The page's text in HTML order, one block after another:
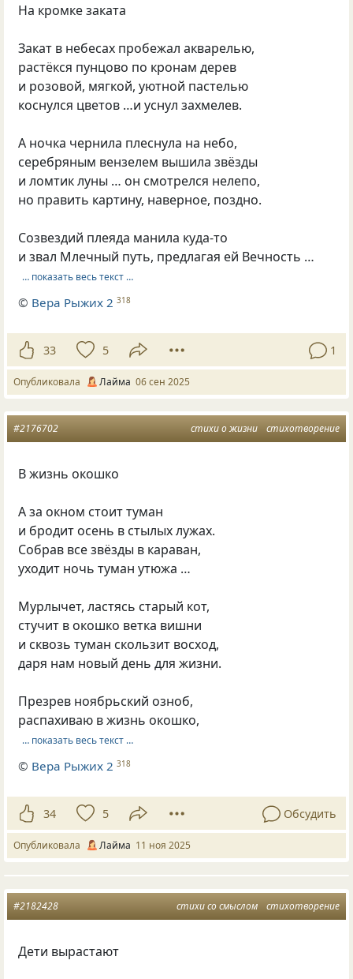
На кромке заката
Закат в небесах пробежал акварелью,
растёкся пунцово по кронам дерев
и розовой, мягкой, уютной пастелью
коснулся цветов …и уснул захмелев.
А ночка чернила плеснула на небо,
серебряным вензелем вышила звёзды
и ломтик луны … он смотрелся нелепо,
но править картину, наверное, поздно.
Созвездий плеяда манила куда-то
и звал Млечный путь, предлагая ей Вечность …
… показать весь текст …
© Вера Рыжих 2 318
33 5 1
Опубликовала Лайма 06 сен 2025
стихи о жизни стихотворение
#2176702
В жизнь окошко
А за окном стоит туман
и бродит осень в стылых лужах.
Собрав все звёзды в караван,
уходит ночь туман утюжа …
Мурлычет, ластясь старый кот,
стучит в окошко ветка вишни
и сквозь туман скользит восход,
даря нам новый день для жизни.
Презрев ноябрьский озноб,
распахиваю в жизнь окошко,
… показать весь текст …
© Вера Рыжих 2 318
34 5 Обсудить
Опубликовала Лайма 11 ноя 2025
стихи со смыслом стихотворение
#2182428
Дети вырастают